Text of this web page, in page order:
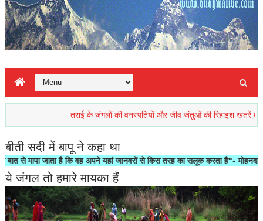
तराई के जंगलों की वनस्पतियों और जीव जंतुओं की रिहाइश खतरें में
बीती सदी में बापू ने कहा था
जाता है कि वह अपने यहां जानवरों से किस तरह का सलूक करता है"- मोहनदास करमचन्द
ये जंगल तो हमारे मायका हैं